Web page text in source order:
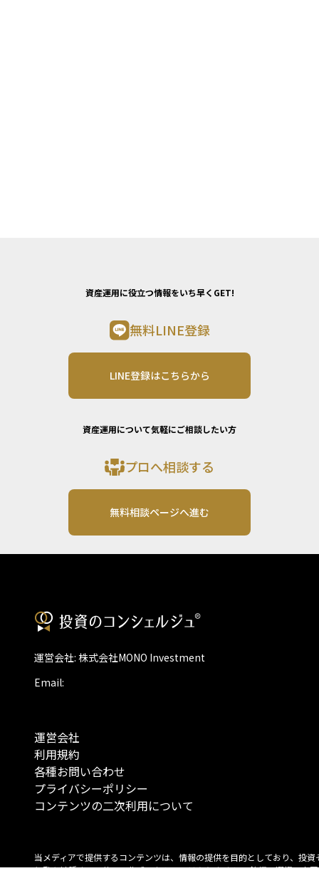
資産運用に役立つ情報をいち早くGET!
無料LINE登録
LINE登録はこちらから
資産運用について気軽にご相談したい方
プロへ相談する
無料相談ページへ進む
運営会社: 株式会社MONO Investment
Email:
運営会社
利用規約
各種お問い合わせ
プライバシーポリシー
コンテンツの二次利用について
当メディアで提供するコンテンツは、情報の提供を目的としており、投資
行動を勧誘する目的で、作成したものではありません。 銘柄の選択、売